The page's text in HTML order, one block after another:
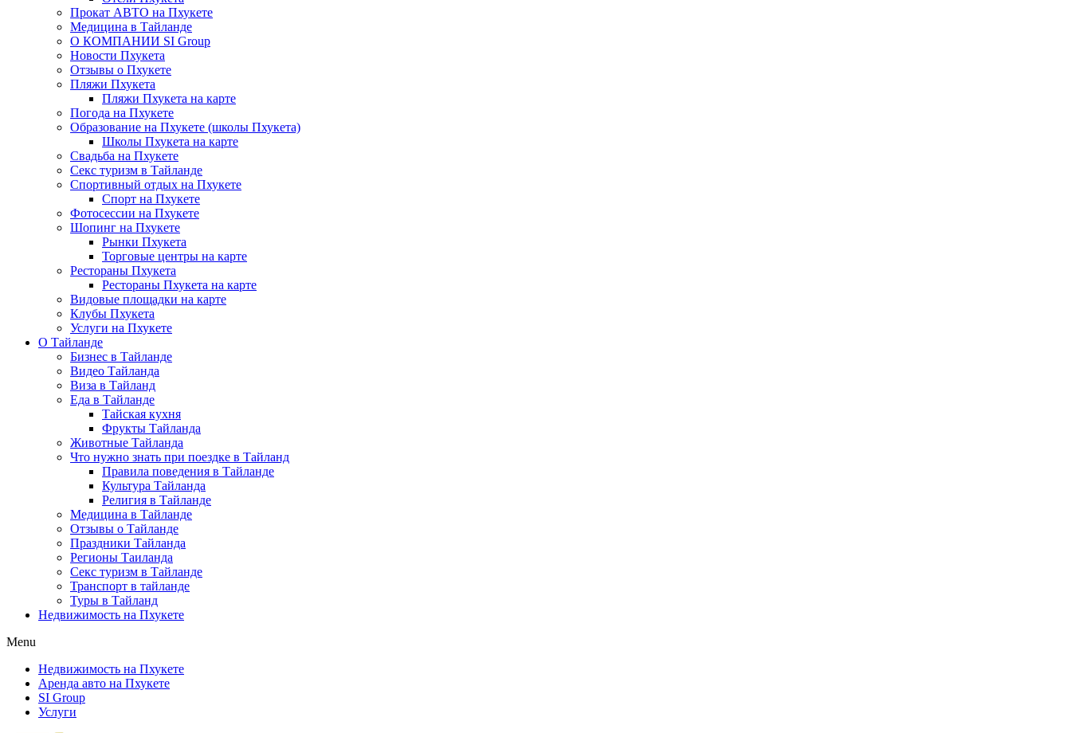
Прокат АВТО на Пхукете
Медицина в Тайланде
О КОМПАНИИ SI Group
Новости Пхукета
Отзывы о Пхукете
Пляжи Пхукета
Пляжи Пхукета на карте
Погода на Пхукете
Образование на Пхукете (школы Пхукета)
Школы Пхукета на карте
Свадьба на Пхукете
Секс туризм в Тайланде
Спортивный отдых на Пхукете
Спорт на Пхукете
Фотосессии на Пхукете
Шопинг на Пхукете
Рынки Пхукета
Торговые центры на карте
Рестораны Пхукета
Рестораны Пхукета на карте
Видовые площадки на карте
Клубы Пхукета
Услуги на Пхукете
О Тайланде
Бизнес в Тайланде
Видео Тайланда
Виза в Тайланд
Еда в Тайланде
Тайская кухня
Фрукты Тайланда
Животные Тайланда
Что нужно знать при поездке в Тайланд
Правила поведения в Тайланде
Культура Тайланда
Религия в Тайланде
Медицина в Тайланде
Отзывы о Тайланде
Праздники Тайланда
Регионы Таиланда
Секс туризм в Тайланде
Транспорт в тайланде
Туры в Тайланд
Недвижимость на Пхукете
Menu
Недвижимость на Пхукете
Аренда авто на Пхукете
SI Group
Услуги